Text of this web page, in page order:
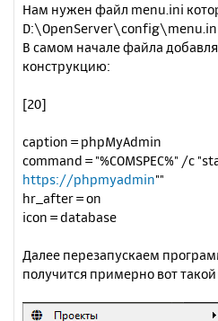
Нам нужен файл menu.ini
В самом начале файла
конструкцию:
[20]
caption = phpMyAdmin
command = "%COMSPEC%" /c
https://phpmyadmin""
hr_after = on
icon = database
Далее перезапускаем
получится примерно вот